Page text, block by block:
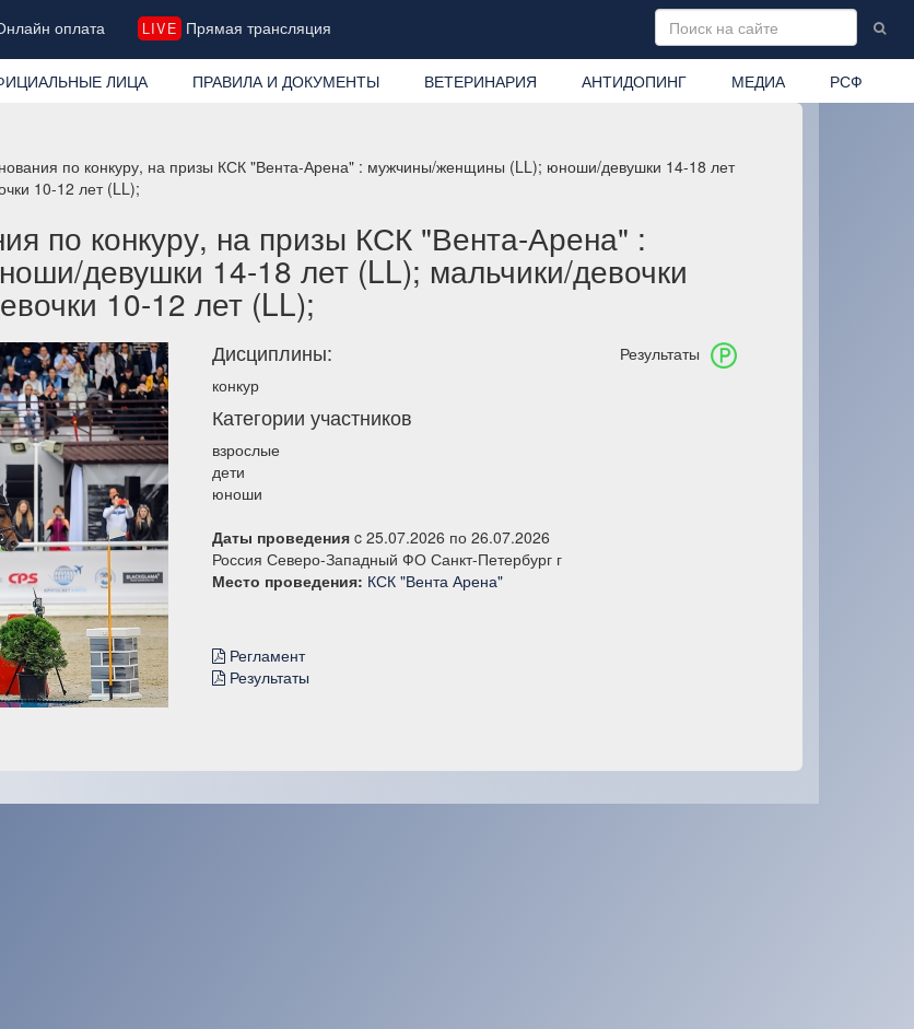
оплата LIVE Прямая трансляция
ЛИЦА ПРАВИЛА И ДОКУМЕНТЫ ВЕТЕРИНАРИЯ АНТИДОПИНГ МЕДИА РСФ
по конкуру, на призы КСК "Вента-Арена" : мужчины/женщины (LL); юноши/девушки 14-18 лет
10-12 лет (LL);
по конкуру, на призы КСК "Вента-Арена" :
девушки 14-18 лет (LL); мальчики/девочки
10-12 лет (LL);
Результаты
Дисциплины:
конкур
Категории участников
взрослые
дети
юноши
Даты проведения c 25.07.2026 по 26.07.2026
Россия Северо-Западный ФО Санкт-Петербург г
Место проведения: КСК "Вента Арена"
Регламент
Результаты